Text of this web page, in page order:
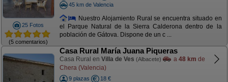
25 Fotos
(5 comentarios)
45 km de Valencia
Nuestro Alojamiento Rural se encuentra situado en
el Parque Natural de la Sierra Calderona dentro de la
población de Gátova. Dispone de un c ...
Casa Rural María Juana Piqueras
Casa Rural en Villa de Ves (Albacete) a 48 km de
Chera (Valencia)
9 plazas
18 €